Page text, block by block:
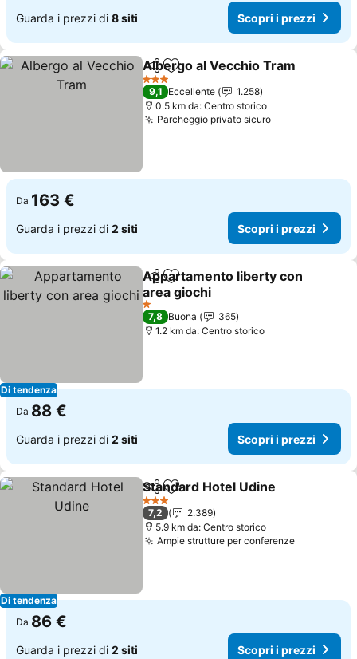
Guarda i prezzi di 8 siti Scopri i prezzi
CondividiAggiungi ai preferiti
Albergo al Vecchio Tram
3 Stelle
9,1 Eccellente
1.258
0.5 km da: Centro storico
Parcheggio privato sicuroScopri i
Da 163 €
Guarda i prezzi di 2 siti Scopri i prezzi
Di tendenza
CondividiAggiungi ai preferiti
Appartamento liberty con
area giochi
Scopri i prezzi
1 Stelle
7,8 Buona
365
1.2 km da: Centro storico
Da 88 €
Guarda i prezzi di 2 siti Scopri i prezzi
Di tendenza
CondividiAggiungi ai preferiti
Standard Hotel Udine
3 Stelle
7,2
2.389
5.9 km da: Centro storico
Ampie strutture per conferenzeScopri i
Da 86 €
Guarda i prezzi di 2 siti Scopri i prezzi